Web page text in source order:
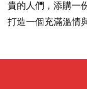
貴的人們，添購一
打造一個充滿溫情